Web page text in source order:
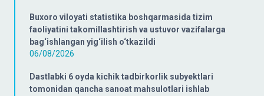
Buxoro viloyati statistika boshqarmasida tizim
faoliyatini takomillashtirish va ustuvor vazifalarga
bag‘ishlangan yig‘ilish o‘tkazildi
06/08/2026
Dastlabki 6 oyda kichik tadbirkorlik subyektlari
tomonidan qancha sanoat mahsulotlari ishlab